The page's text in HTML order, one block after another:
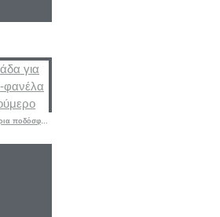
Χειροποίητη λαμπάδα για αγόρια ποδόσφαιρο -φανέλα ΑΕΚ με όνομα και νούμερο